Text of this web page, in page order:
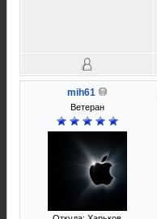
mih61
Ветеран